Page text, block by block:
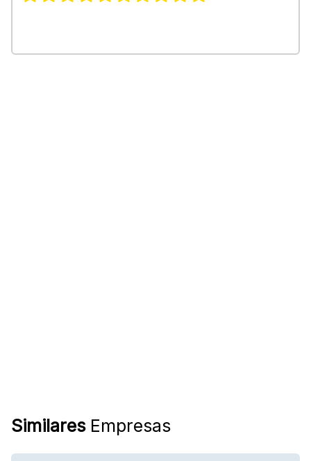
SimilaresEmpresas